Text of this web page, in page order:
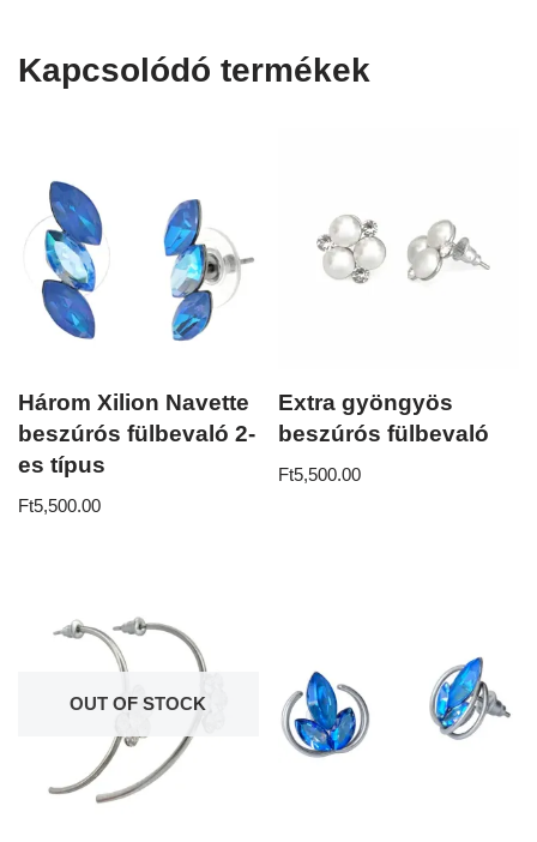
Kapcsolódó termékek
Három Xilion Navette
beszúrós fülbevaló 2-
es típus
Ft5,500.00
Extra gyöngyös
beszúrós fülbevaló
Ft5,500.00
OUT OF STOCK